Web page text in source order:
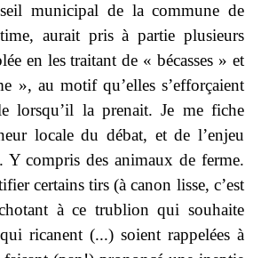
municipal de la commune de
aurait pris à partie plusieurs
en les traitant de « bécasses » et
», au motif qu’elles s’efforçaient
lorsqu’il la prenait. Je me fiche
locale du débat, et de l’enjeu
compris des animaux de ferme.
certains tirs (à canon lisse, c’est
à ce trublion qui souhaite
ricanent (...) soient rappelées à